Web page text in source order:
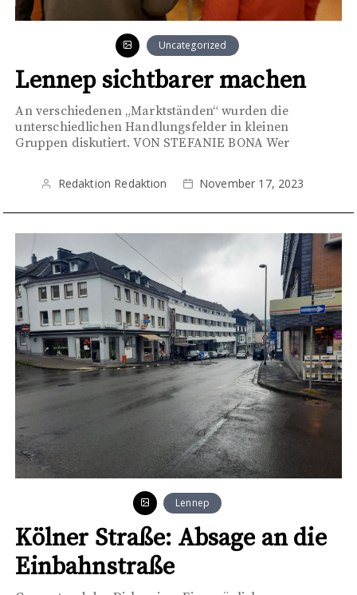
Uncategorized
Lennep sichtbarer machen
An verschiedenen „Marktständen“ wurden die
unterschiedlichen Handlungsfelder in kleinen
Gruppen diskutiert. VON STEFANIE BONA Wer
Redaktion Redaktion November 17, 2023
Lennep
Kölner Straße: Absage an die
Einbahnstraße